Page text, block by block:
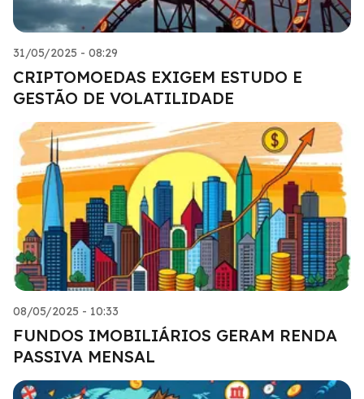
31/05/2025 - 08:29
CRIPTOMOEDAS EXIGEM ESTUDO E
GESTÃO DE VOLATILIDADE
08/05/2025 - 10:33
FUNDOS IMOBILIÁRIOS GERAM RENDA
PASSIVA MENSAL